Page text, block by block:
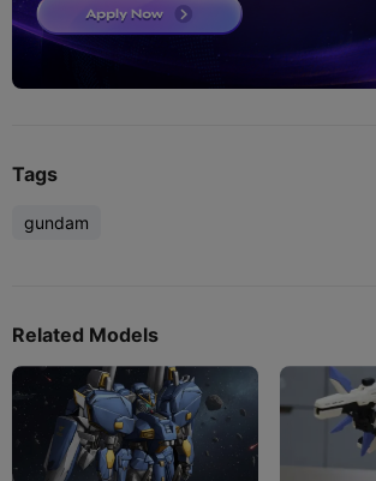
Tags
gundam
Related Models